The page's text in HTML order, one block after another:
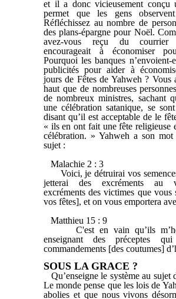
et il a donc vicieusement conçu
permet que les gens
Réfléchissez au nombre de
des plans-épargne pour Noël.
avez-vous reçu du
encourageait à économiser
Pourquoi les banques n’envoient-
publicités pour aider à
jours de Fêtes de Yahweh ? Vous
haut que de nombreuses
de nombreux ministres, sachant
une célébration satanique, se
disant qu’il est acceptable de le
« ils en ont fait une fête religieuse
célébration. » Yahweh a son
sujet :
Malachie 2 : 3
Voici, je détruirai vos
jetterai des excréments au
excréments des victimes que vous
vos fêtes], et on vous emportera
Matthieu 15 : 9
C'est en vain qu’ils
enseignant des préceptes
commandements [des coutumes]
SOUS LA GRACE ?
Qu’enseigne le système au sujet
Le monde pense que les lois de
abolies et que nous vivons